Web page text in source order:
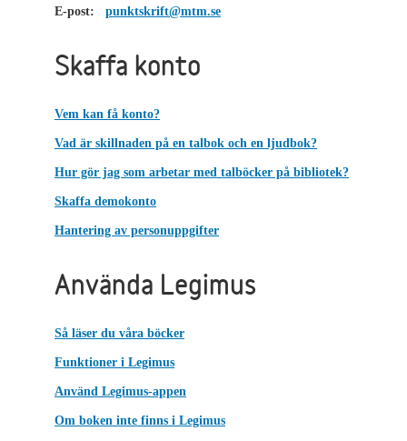
E-post:
punktskrift@mtm.se
Skaffa konto
Vem kan få konto?
Vad är skillnaden på en talbok och en ljudbok?
Hur gör jag som arbetar med talböcker på bibliotek?
Skaffa demokonto
Hantering av personuppgifter
Använda Legimus
Så läser du våra böcker
Funktioner i Legimus
Använd Legimus-appen
Om boken inte finns i Legimus